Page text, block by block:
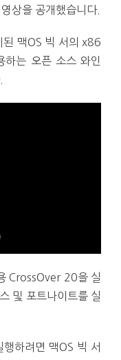
상을 공개했습니다.
맥OS 빅 서의 x86
하는 오픈 소스 와인
CrossOver 20을 실
및 포트나이트를 실
하려면 맥OS 빅 서